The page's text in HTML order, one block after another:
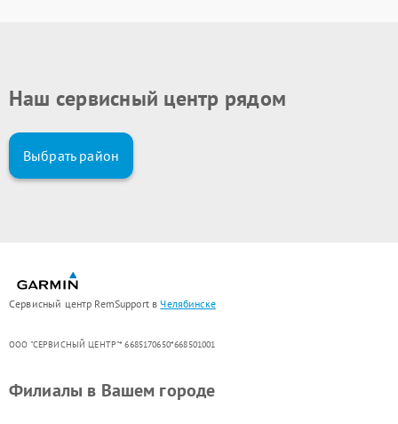
Наш сервисный центр рядом
Выбрать район
Сервисный центр RemSupport вЧелябинске
ООО "СЕРВИСНЫЙ ЦЕНТР"* 6685170650*668501001
Филиалы в Вашем городе